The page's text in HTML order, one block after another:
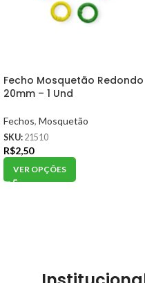
Fecho Mosquetão Redondo
20mm – 1 Und
Fechos, Mosquetão
SKU: 21510
R$2,50
VER OPÇÕES